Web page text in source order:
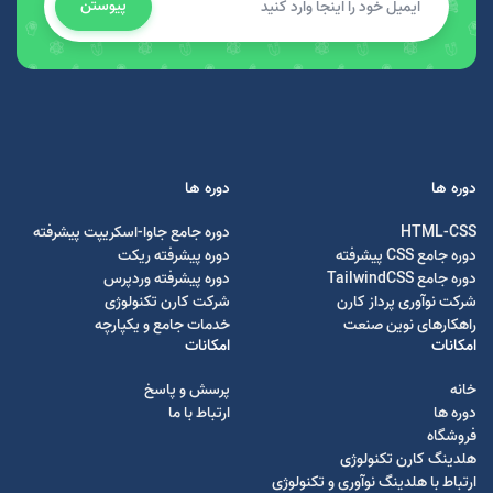
پیوستن
دوره ها
HTML-CSS
دوره جامع CSS پیشرفته
دوره جامع TailwindCSS
شرکت نوآوری پرداز کارن
راهکارهای نوین صنعت
دوره ها
دوره جامع جاوا-اسکریپت پیشرفته
دوره پیشرفته ریکت
دوره پیشرفته وردپرس
شرکت کارن تکنولوژی
خدمات جامع و یکپارچه
امکانات
خانه
دوره ها
فروشگاه
هلدینگ کارن تکنولوژی
ارتباط با هلدینگ نوآوری و تکنولوژی
امکانات
پرسش و پاسخ
ارتباط با ما